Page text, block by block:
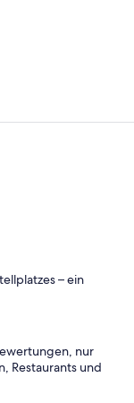
– ein
nur
Restaurants und